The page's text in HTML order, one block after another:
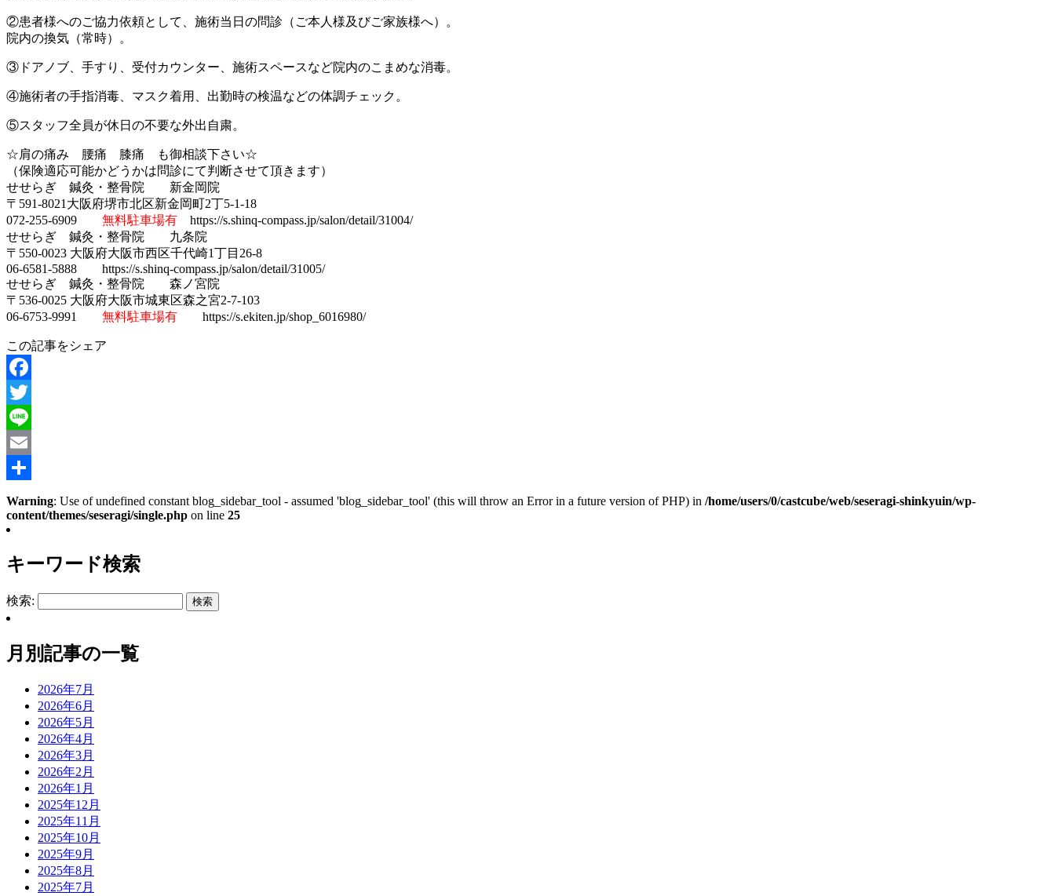
②患者様へのご協力依頼として、施術当日の問診（ご本人様及びご家族様へ）。
院内の換気（常時）。
③ドアノブ、手すり、受付カウンター、施術スペースなど院内のこまめな消毒。
④施術者の手指消毒、マスク着用、出勤時の検温などの体調チェック。
⑤スタッフ全員が休日の不要な外出自粛。
☆肩の痛み 腰痛 膝痛 も御相談下さい☆
（保険適応可能かどうかは問診にて判断させて頂きます）
せせらぎ 鍼灸・整骨院 新金岡院
〒591-8021大阪府堺市北区新金岡町2丁5-1-18
072-255-6909 無料駐車場有 https://s.shinq-compass.jp/salon/detail/31004/
せせらぎ 鍼灸・整骨院 九条院
〒550-0023 大阪府大阪市西区千代崎1丁目26-8
06-6581-5888 https://s.shinq-compass.jp/salon/detail/31005/
せせらぎ 鍼灸・整骨院 森ノ宮院
〒536-0025 大阪府大阪市城東区森之宮2-7-103
06-6753-9991 無料駐車場有 https://s.ekiten.jp/shop_6016980/
この記事をシェア
Facebook
Twitter
Line
Email
有
Warning: Use of undefined constant blog_sidebar_tool - assumed 'blog_sidebar_tool' (this will throw an Error in a future version of PHP) in /home/users/0/castcube/web/seseragi-shinkyuin/wp-
content/themes/seseragi/single.php on line 25
キーワード検索
検索:
月別記事の一覧
2026年7月
2026年6月
2026年5月
2026年4月
2026年3月
2026年2月
2026年1月
2025年12月
2025年11月
2025年10月
2025年9月
2025年8月
2025年7月